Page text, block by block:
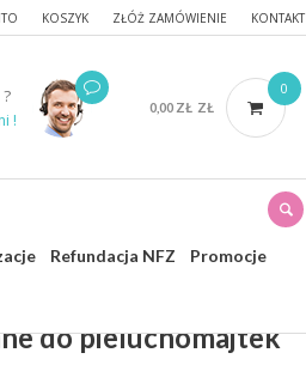
KOSZYK ZŁÓŻ ZAMÓWIENIE KONTAKT
!
0,00 ZŁ ZŁ
0
Refundacja NFZ Promocje
do pieluchomajtek